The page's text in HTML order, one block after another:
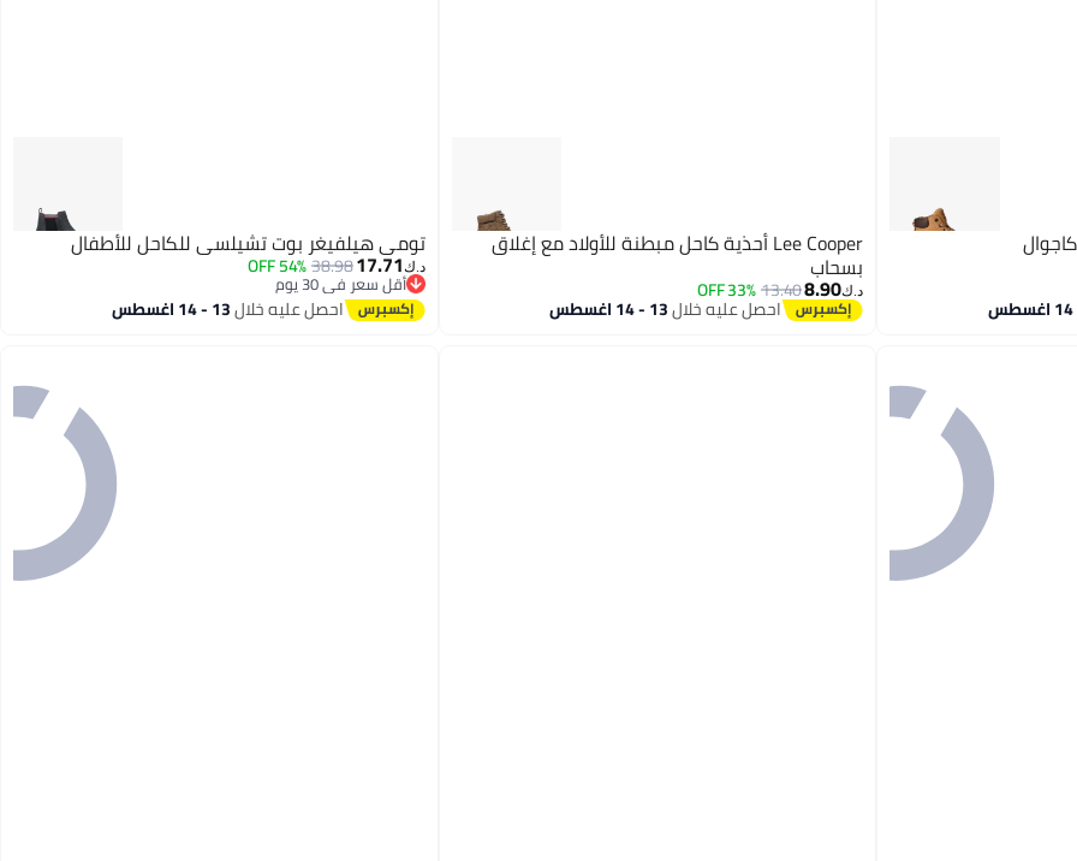
Lee Cooper أحذية كاحل مبطنة للأولاد مع إغلاق
بسحاب
د.ك‏8.90
13.40
33% OFF
احصل عليه خلال13 - 14 اغسطس
تومي هيلفيغر بوت تشيلسي للكاحل للأطفال
د.ك‏17.71
38.98
54% OFF
أقل سعر في 30 يوم
أقل سعر في 30 يوماحصل عليه خلال13 - 14 اغسطس